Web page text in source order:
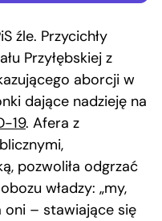
źle. Przycichły
Przyłębskiej z
aborcji w
dające nadzieję na
19. Afera z
pozwoliła odgrzać
władzy: „my,
oni – stawiające się